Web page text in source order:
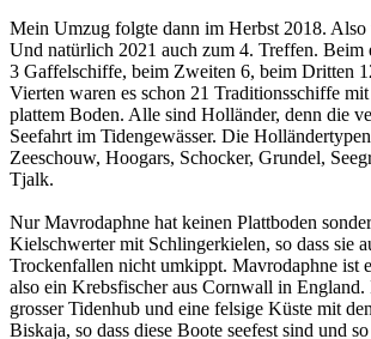
Mein Umzug folgte dann im Herbst 2018. Also
Und natürlich 2021 auch zum 4. Treffen. Beim
3 Gaffelschiffe, beim Zweiten 6, beim Dritten
Vierten waren es schon 21 Traditionsschiffe
plattem Boden. Alle sind Holländer, denn die
Seefahrt im Tidengewässer. Die
Zeeschouw, Hoogars, Schocker, Grundel,
Tjalk.
Nur Mavrodaphne hat keinen Plattboden
Kielschwerter mit Schlingerkielen, so dass sie
Trockenfallen nicht umkippt. Mavrodaphne ist
also ein Krebsfischer aus Cornwall in
grosser Tidenhub und eine felsige Küste mit
Biskaja, so dass diese Boote seefest sind und